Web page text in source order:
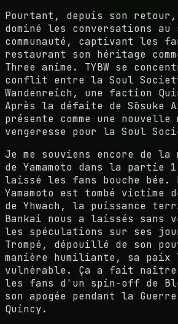
Pourtant, depuis son retour,
dominé les conversations
communauté, captivant les
restaurant son héritage
Three anime. TYBW se
conflit entre la Soul
Wandenreich, une faction
Après la défaite de Sōsuke
présente comme une nouvelle
vengeresse pour la Soul
Je me souviens encore de la
de Yamamoto dans la partie 1
laissé les fans bouche bée.
Yamamoto est tombé victime
de Yhwach, la puissance
Bankai nous a laissés sans
les spéculations sur ses
Trompé, dépouillé de son
manière humiliante, sa
vulnérable. Ça a fait
les fans d'un spin-off de
son apogée pendant la
Quincy.